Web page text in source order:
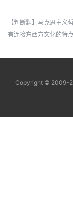
【判断题】马克思主
有连接东西方文化的特
Copyright © 2009-